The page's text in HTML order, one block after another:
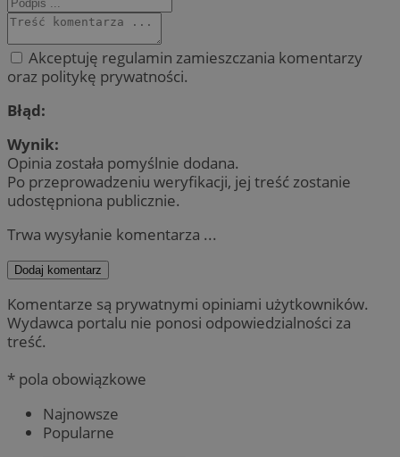
Akceptuję regulamin zamieszczania komentarzy
oraz politykę prywatności.
Błąd:
Wynik:
Opinia została pomyślnie dodana.
Po przeprowadzeniu weryfikacji, jej treść zostanie
udostępniona publicznie.
Trwa wysyłanie komentarza ...
Dodaj komentarz
Komentarze są prywatnymi opiniami użytkowników.
Wydawca portalu nie ponosi odpowiedzialności za
treść.
* pola obowiązkowe
Najnowsze
Popularne